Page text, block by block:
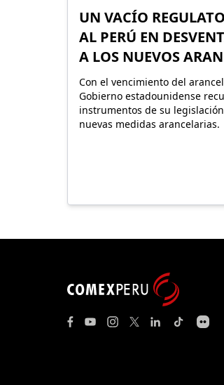
UN VACÍO
AL PERÚ EN
A LOS NUEVOS
UU.
Con el vencimiento del
Gobierno estadounidense
instrumentos de su
nuevas medidas arancelarias.